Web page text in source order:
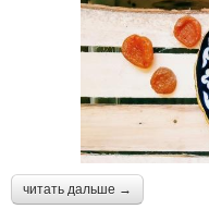
читать дальше →